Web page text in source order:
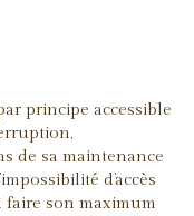
principe accessible
de sa maintenance
d’accès
faire son maximum